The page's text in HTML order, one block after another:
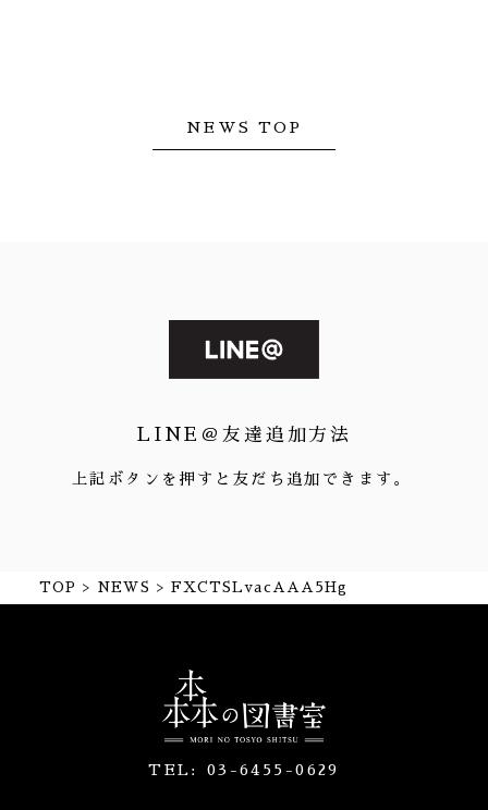
NEWS TOP
LINE＠友達追加方法
上記ボタンを押すと友だち追加できます。
TOP NEWS FXCTSLvacAAA5Hg
TEL: 03-6455-0629